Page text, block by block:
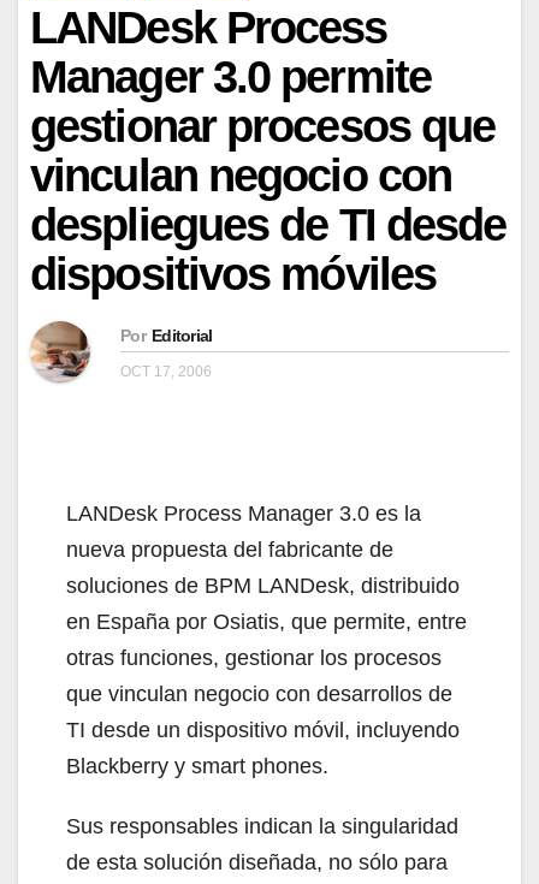
LANDesk Process
Manager 3.0 permite
gestionar procesos que
vinculan negocio con
despliegues de TI desde
dispositivos móviles
Por Editorial
OCT 17, 2006
LANDesk Process Manager 3.0 es la
nueva propuesta del fabricante de
soluciones de BPM LANDesk, distribuido
en España por Osiatis, que permite, entre
otras funciones, gestionar los procesos
que vinculan negocio con desarrollos de
TI desde un dispositivo móvil, incluyendo
Blackberry y smart phones.
Sus responsables indican la singularidad
de esta solución diseñada, no sólo para